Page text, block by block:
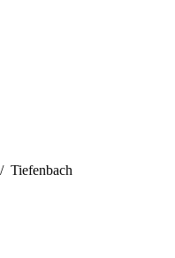
/ Tiefenbach